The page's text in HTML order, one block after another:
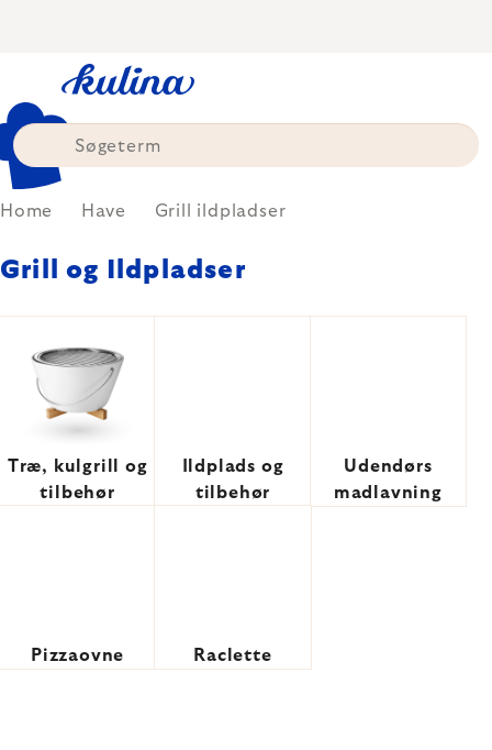
Home Have Grill ildpladser
Grill og Ildpladser
Træ, kulgrill og
tilbehør
Ildplads og
tilbehør
Udendørs
madlavning
Pizzaovne Raclette